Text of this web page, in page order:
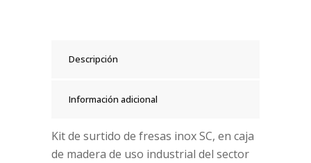
Descripción
Información adicional
Kit de surtido de fresas inox SC, en caja
de madera de uso industrial del sector